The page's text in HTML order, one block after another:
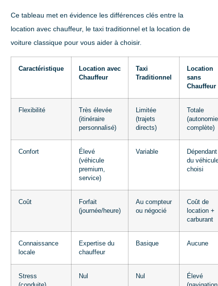
Ce tableau met en évidence les différences clés entre la
location avec chauffeur, le taxi traditionnel et la location de
voiture classique pour vous aider à choisir.
Caractéristique
Location avec
Chauffeur
Taxi
Traditionnel
Location
sans
Chauffeur
Flexibilité
Très élevée
(itinéraire
personnalisé)
Limitée
(trajets
directs)
Totale
(autonomie
complète)
Confort
Élevé
(véhicule
premium,
service)
Variable
Dépendant
du
choisi
Coût
Forfait
(journée/heure)
Au compteur
ou négocié
Coût de
location +
carburant
Connaissance
locale
Expertise du
chauffeur
Basique Aucune
Stress
Nul Nul
Élevé